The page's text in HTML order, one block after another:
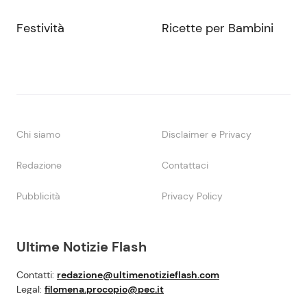
Ultime Notizie Flash
Contatti: redazione@ultimenotizieflash.com
Legal: filomena.procopio@pec.it
Festività Ricette per Bambini
Chi siamo Disclaimer e Privacy
Redazione Contattaci
Pubblicità Privacy Policy